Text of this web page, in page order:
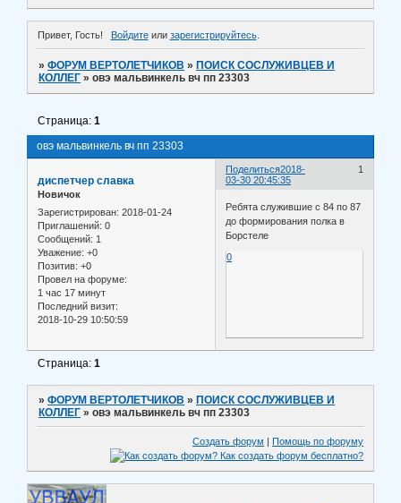
Привет, Гость! Войдитеили зарегистрируйтесь.
»ФОРУМ ВЕРТОЛЕТЧИКОВ » ПОИСК СОСЛУЖИВЦЕВ И
КОЛЛЕГ »овэ мальвинкель вч пп 23303
овэ мальвинкель вч пп 23303
Страница:1
Поделиться 1
2018-
03-30 20:45:35
диспетчер славка
Новичок
Зарегистрирован: 2018-01-24
Приглашений: 0
Сообщений: 1
Уважение: +0
Позитив: +0
Провел на форуме:
1 час 17 минут
Последний визит:
2018-10-29 10:50:59
Ребята служившие с 84 по 87
до формирования полка в
Борстеле
0
Страница:1
»ФОРУМ ВЕРТОЛЕТЧИКОВ » ПОИСК СОСЛУЖИВЦЕВ И
КОЛЛЕГ »овэ мальвинкель вч пп 23303
Создать форум | Помощь по форуму